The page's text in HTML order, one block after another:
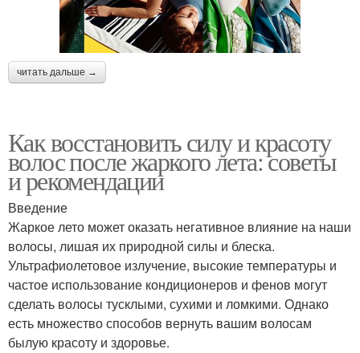
читать дальше →
Как восстановить силу и красоту
волос после жаркого лета: советы
и рекомендации
Введение
Жаркое лето может оказать негативное влияние на наши
волосы, лишая их природной силы и блеска.
Ультрафиолетовое излучение, высокие температуры и
частое использование кондиционеров и фенов могут
сделать волосы тусклыми, сухими и ломкими. Однако
есть множество способов вернуть вашим волосам
былую красоту и здоровье.